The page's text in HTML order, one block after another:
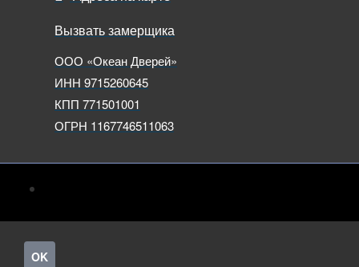
Вызвать замерщика
ООО «Океан Дверей»
ИНН 9715260645
КПП 771501001
ОГРН 1167746511063
OK